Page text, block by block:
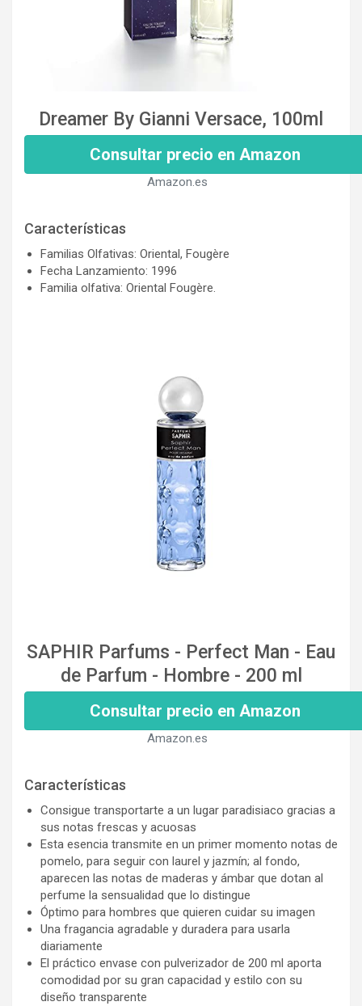
Dreamer By Gianni Versace, 100ml
Consultar precio en Amazon
Amazon.es
Características
Familias Olfativas: Oriental, Fougère
Fecha Lanzamiento: 1996
Familia olfativa: Oriental Fougère.
SAPHIR Parfums - Perfect Man - Eau
de Parfum - Hombre - 200 ml
Consultar precio en Amazon
Amazon.es
Características
Consigue transportarte a un lugar paradisiaco gracias a
sus notas frescas y acuosas
Esta esencia transmite en un primer momento notas de
pomelo, para seguir con laurel y jazmín; al fondo,
aparecen las notas de maderas y ámbar que dotan al
perfume la sensualidad que lo distingue
Óptimo para hombres que quieren cuidar su imagen
Una fragancia agradable y duradera para usarla
diariamente
El práctico envase con pulverizador de 200 ml aporta
comodidad por su gran capacidad y estilo con su
diseño transparente